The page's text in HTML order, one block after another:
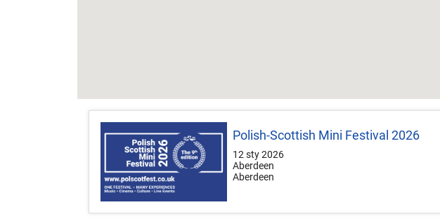
Polish-Scottish Mini Festival 2026
12 sty 2026
Aberdeen
Aberdeen